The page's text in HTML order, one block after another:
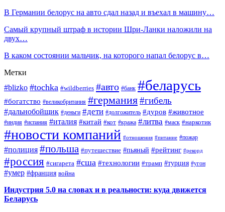
В Германии белорус на авто сдал назад и въехал в машину…
Самый крупный штраф в истории Шри-Ланки наложили на
двух…
В каком состоянии мальчик, на которого напал белорус в…
Метки
#blizko #tochka #wildberries #авто #банк #беларусь
#богатство #великобритания #германия#гибель
#дальнобойщик #деньги #дети #долгожитель #дуров #животное
#индия #испания #италия #китай #кот #кража #литва #маск #наркотик
#новости компаний #отношения #питание #пожар
#полиция #польша #путешествие #пьяный #рейтинг #рекорд
#россия #сигарета #сша #технологии #трамп #турция #угон
#умер #франция война
Индустрия 5.0 на словах и в реальности: куда движется
Беларусь